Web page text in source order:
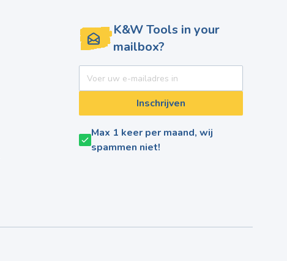
K&W Tools in your
mailbox?
E-mail adres
Inschrijven
Max 1 keer per maand, wij
spammen niet!